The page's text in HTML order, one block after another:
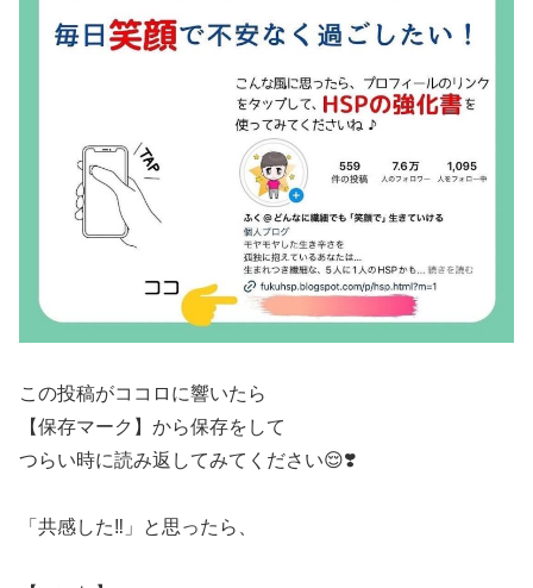
この投稿がココロに響いたら
【保存マーク】から保存をして
つらい時に読み返してみてください😌❣️
「共感した‼️」と思ったら、